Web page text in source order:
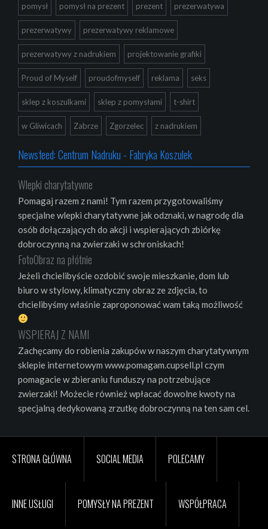
pomysł pomysł na prezent prezent prezerwatywa
prezerwatywy prezerwatywy reklamowe
prezerwatywy z nadrukiem projektowanie grafiki
Proud of Myself proudofmyself reklama seks
sklep z koszulkami sklep z pomysłami t-shirt
w Gliwicach Zabrze Zgorzelec z nadrukiem
Newsfeed: Centrum Nadruku - Fabryka Koszulek
Wlepki charytatywne
Pomagaj razem z nami! Tym razem przygotowaliśmy
specjalne wlepki charytatywne jak odznaki, w nagrodę dla
osób dołączających do akcji i wspierających zbiórkę
dobroczynną na zwierzaki w schroniskach!
FotoObraz na płótnie
Jeżeli chcielibyście ozdobić swoje mieszkanie, dom lub
biuro w stylowy, klimatyczny obraz ze zdjęcia, to
chcielibyśmy właśnie zaproponować wam taką możliwość
WSPIERAJ Z NAMI
Zachęcamy do robienia zakupów w naszym charytatywnym
sklepie internetowym www.pomagam.cupsell.pl czym
pomagacie w zbieraniu funduszy na potrzebujące
zwierzaki! Możecie również wpłacać dowolne kwoty na
specjalną dedykowaną zrzutkę dobroczynną na ten sam cel.
STRONA GŁÓWNA SOCIAL MEDIA POLECAMY
INNE USŁUGI POMYSŁY NA PREZENT WSPÓŁPRACA